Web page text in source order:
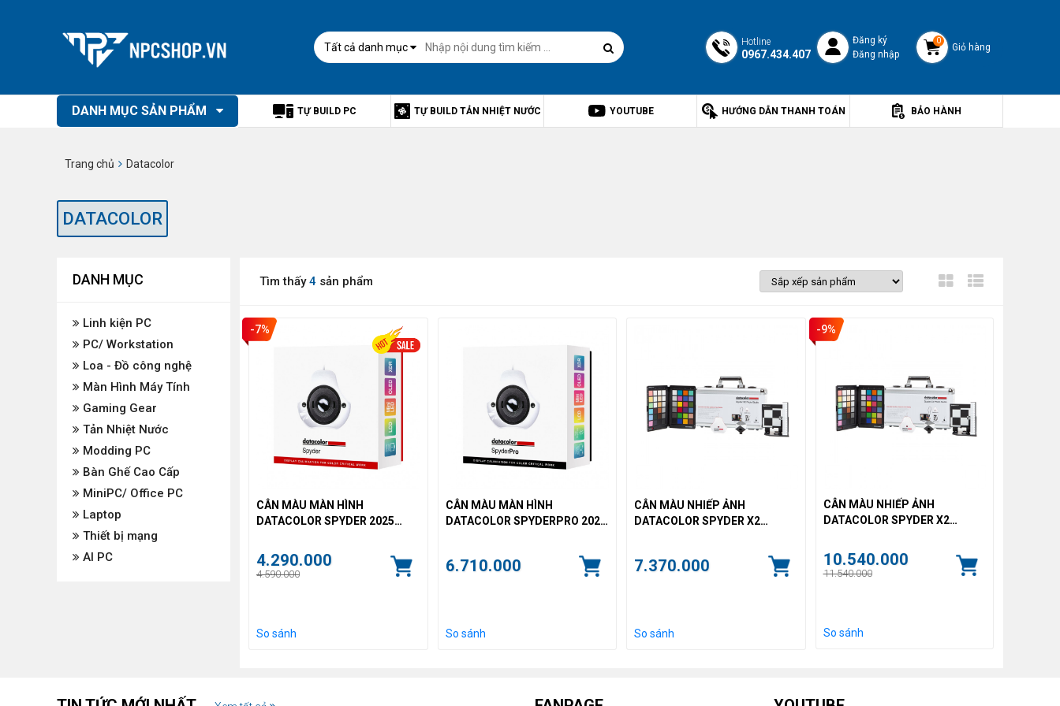
Tất cả danh mục Hotline
0967.434.407
Đăng ký
Đăng nhập
0
Giỏ hàng
DANH MỤC SẢN PHẨM TỰ BUILD PC TỰ BUILD TẢN NHIỆT NƯỚC YOUTUBE HƯỚNG DẪN THANH TOÁN BẢO HÀNH
Trang chủ Datacolor
DATACOLOR
DANH MỤC
Linh kiện PC
PC/ Workstation
Loa - Đồ công nghệ
Màn Hình Máy Tính
Gaming Gear
Tản Nhiệt Nước
Modding PC
Bàn Ghế Cao Cấp
MiniPC/ Office PC
Laptop
Thiết bị mạng
AI PC
Tìm thấy4 sản phẩm
-7%
CÂN MÀU MÀN HÌNH
DATACOLOR SPYDER 2025
OLED
4.290.000
4.590.000
So sánh
CÂN MÀU MÀN HÌNH
DATACOLOR SPYDERPRO 2025
6.710.000
So sánh
CÂN MÀU NHIẾP ẢNH
DATACOLOR SPYDER X2
7.370.000
So sánh
-9%
CÂN MÀU NHIẾP ẢNH
DATACOLOR SPYDER X2
THÁNG)
10.540.000
11.540.000
So sánh